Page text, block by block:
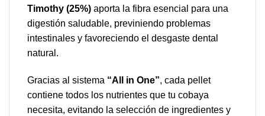
Timothy (25%) aporta la fibra esencial para una
digestión saludable, previniendo problemas
intestinales y favoreciendo el desgaste dental
natural.
Gracias al sistema “All in One”, cada pellet
contiene todos los nutrientes que tu cobaya
necesita, evitando la selección de ingredientes y